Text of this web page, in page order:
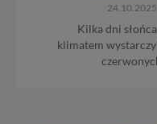
24.10.2025
Kilka dni
klimatem